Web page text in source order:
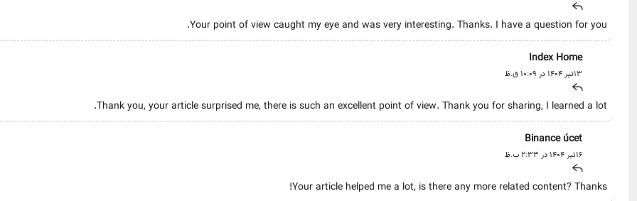
Your point of view caught my eye and was very interesting. Thanks. I have a question for you.
Index Home
13تیر 1404 در 10:09 ق.ظ
Thank you, your article surprised me, there is such an excellent point of view. Thank you for sharing, I learned a lot.
Binance úcet
16تیر 1404 در 2:33 ب.ظ
Your article helped me a lot, is there any more related content? Thanks!